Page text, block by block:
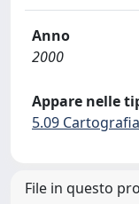
Anno
2000
Appare nelle
5.09 Cartografia
File in questo